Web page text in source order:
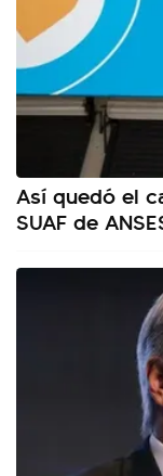
Así quedó el
SUAF de